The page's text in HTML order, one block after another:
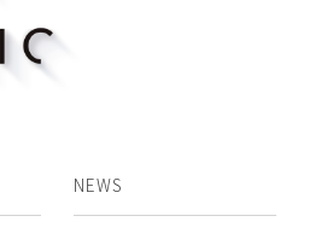
NEWS